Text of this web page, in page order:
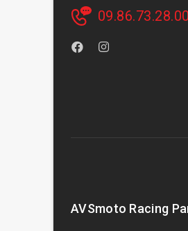
09.86.73.28.00
AVSmoto Racing